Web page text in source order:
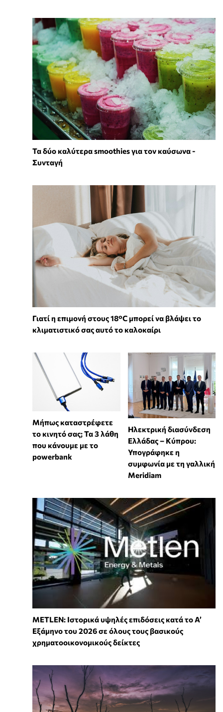
Τα δύο καλύτερα smoothies για τον καύσωνα -
Συνταγή
Γιατί η επιμονή στους 18°C μπορεί να βλάψει το
κλιματιστικό σας αυτό το καλοκαίρι
Μήπως καταστρέφετε
το κινητό σας; Τα 3 λάθη
που κάνουμε με το
powerbank
Ηλεκτρική διασύνδεση
Ελλάδας – Κύπρου:
Υπογράφηκε η
συμφωνία με τη γαλλική
Meridiam
METLEN: Ιστορικά υψηλές επιδόσεις κατά το Α’
Εξάμηνο του 2026 σε όλους τους βασικούς
χρηματοοικονομικούς δείκτες